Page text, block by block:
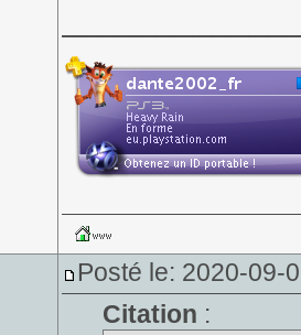
Posté le: 2020-09-
Citation :